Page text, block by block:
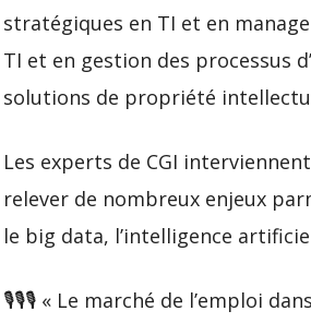
stratégiques en TI et en
TI et en gestion des processus
solutions de propriété
Les experts de CGI
relever de nombreux enjeux
le big data, l’intelligence
🎙🎙🎙 « Le marché de l’emploi